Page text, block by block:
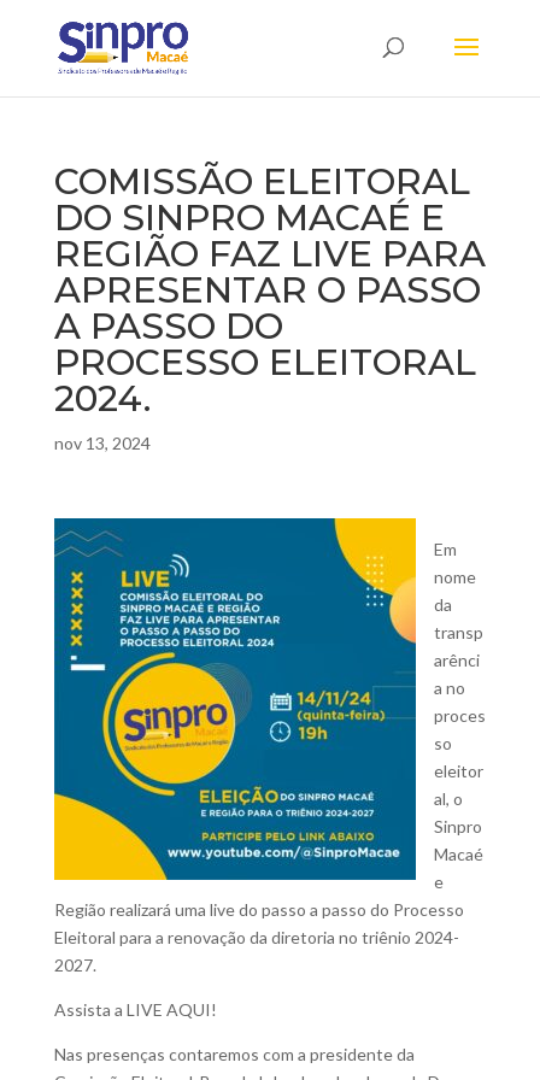
COMISSÃO ELEITORAL
DO SINPRO MACAÉ E
REGIÃO FAZ LIVE PARA
APRESENTAR O PASSO
A PASSO DO
PROCESSO ELEITORAL
2024.
nov 13, 2024
Em
nome
da
transp
arênci
a no
proces
so
eleitor
al, o
Sinpro
Macaé
e
Região realizará uma live do passo a passo do Processo
Eleitoral para a renovação da diretoria no triênio 2024-
2027.
Assista a LIVE AQUI!
Nas presenças contaremos com a presidente da